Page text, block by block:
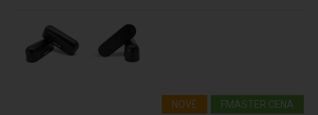
FMASTER CENA
NOVÉ